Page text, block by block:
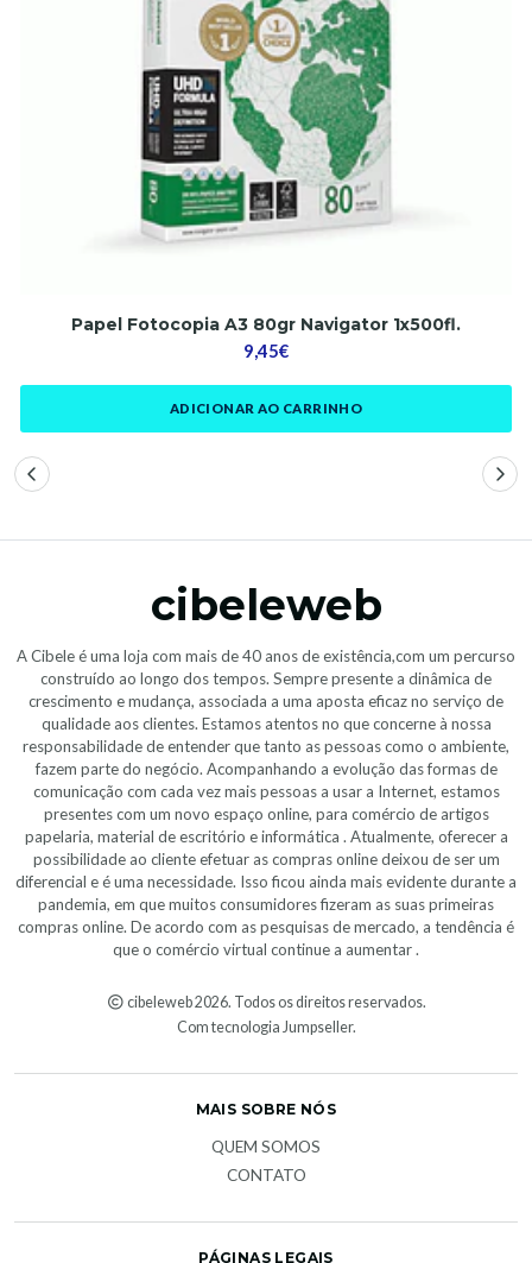
Papel Fotocopia A3 80gr Navigator 1x500fl.
9,45€
ADICIONAR AO CARRINHO
cibeleweb
A Cibele é uma loja com mais de 40 anos de existência,com um percurso
construído ao longo dos tempos. Sempre presente a dinâmica de
crescimento e mudança, associada a uma aposta eficaz no serviço de
qualidade aos clientes. Estamos atentos no que concerne à nossa
responsabilidade de entender que tanto as pessoas como o ambiente,
fazem parte do negócio. Acompanhando a evolução das formas de
comunicação com cada vez mais pessoas a usar a Internet, estamos
presentes com um novo espaço online, para comércio de artigos
papelaria, material de escritório e informática . Atualmente, oferecer a
possibilidade ao cliente efetuar as compras online deixou de ser um
diferencial e é uma necessidade. Isso ficou ainda mais evidente durante a
pandemia, em que muitos consumidores fizeram as suas primeiras
compras online. De acordo com as pesquisas de mercado, a tendência é
que o comércio virtual continue a aumentar .
cibeleweb 2026. Todos os direitos reservados.
Com tecnologia Jumpseller.
MAIS SOBRE NÓS
QUEM SOMOS
CONTATO
PÁGINAS LEGAIS